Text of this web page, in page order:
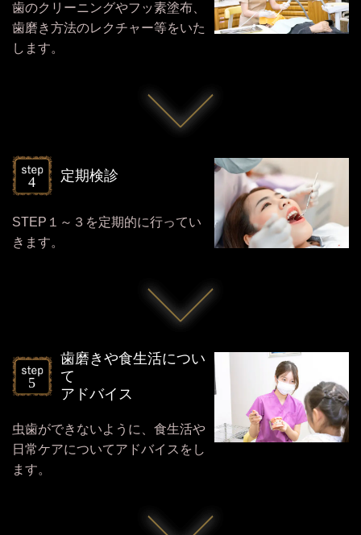
歯のクリーニングやフッ素塗布、
歯磨き方法のレクチャー等をいた
します。
定期検診
STEP１～３を定期的に行ってい
きます。
歯磨きや食生活につい
て
アドバイス
虫歯ができないように、食生活や
日常ケアについてアドバイスをし
ます。